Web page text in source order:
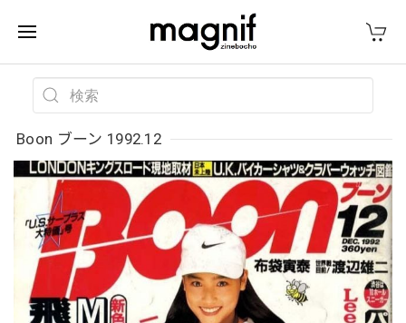
Boon ブーン 1992.12